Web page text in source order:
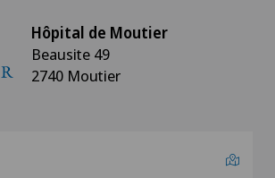
Hôpital de Moutier
Beausite 49
2740 Moutier